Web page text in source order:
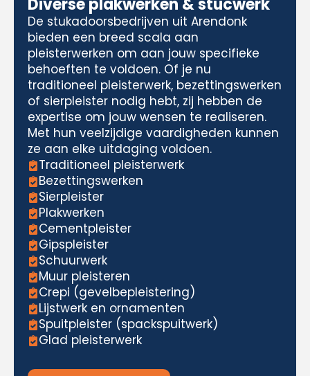
Diverse plakwerken & stucwerk
De stukadoorsbedrijven uit Arendonk
bieden een breed scala aan
pleisterwerken om aan jouw specifieke
behoeften te voldoen. Of je nu
traditioneel pleisterwerk, bezettingswerken
of sierpleister nodig hebt, zij hebben de
expertise om jouw wensen te realiseren.
Met hun veelzijdige vaardigheden kunnen
ze aan elke uitdaging voldoen.
Traditioneel pleisterwerk
Bezettingswerken
Sierpleister
Plakwerken
Cementpleister
Gipspleister
Schuurwerk
Muur pleisteren
Crepi (gevelbepleistering)
Lijstwerk en ornamenten
Spuitpleister (spackspuitwerk)
Glad pleisterwerk